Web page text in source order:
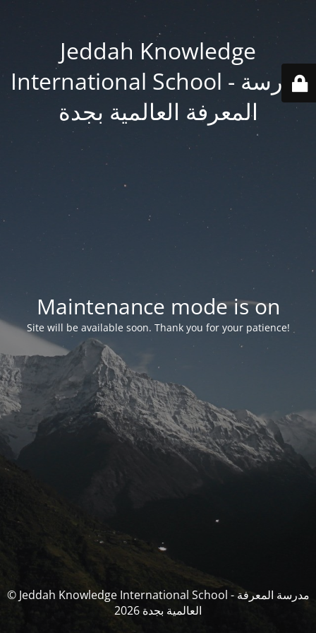
Jeddah Knowledge
International School - مدرسة
المعرفة العالمية بجدة
Maintenance mode is on
Site will be available soon. Thank you for your patience!
© Jeddah Knowledge International School - مدرسة المعرفة
العالمية بجدة 2026